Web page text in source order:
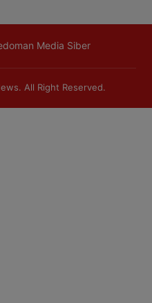
Media Siber
. All Right Reserved.